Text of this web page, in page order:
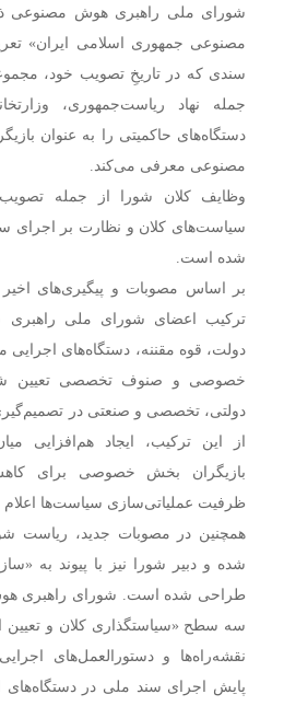
شورای ملی راهبری هوش مصنوعی
مصنوعی جمهوری اسلامی ایران»
سندی که در تاریخِ تصویب خود،
جمله نهاد ریاست‌جمهوری،
دستگاه‌های حاکمیتی را به ‌عنوان
مصنوعی معرفی می‌کند.
وظایف کلان شورا از جمله تصویب
سیاست‌های کلان و نظارت بر اجرای
شده است.
بر اساس مصوبات و پیگیری‌های
ترکیب اعضای شورای ملی راهبری
دولت، قوه مقننه، دستگاه‌های اجرایی
خصوصی و صنوف تخصصی تعیین
دولتی، تخصصی و صنعتی در
از این ترکیب، ایجاد هم‌افزایی
بازیگران بخش خصوصی برای
ظرفیت عملیاتی‌سازی سیاست‌ها
همچنین در مصوبات جدید، ریاست
شده و دبیر شورا نیز با پیوند به
طراحی شده است. شورای راهبری
سه سطح «سیاستگذاری کلان و تعیین
نقشه‌راه‌ها و دستورالعمل‌های
پایش اجرای سند ملی در دستگاه‌های